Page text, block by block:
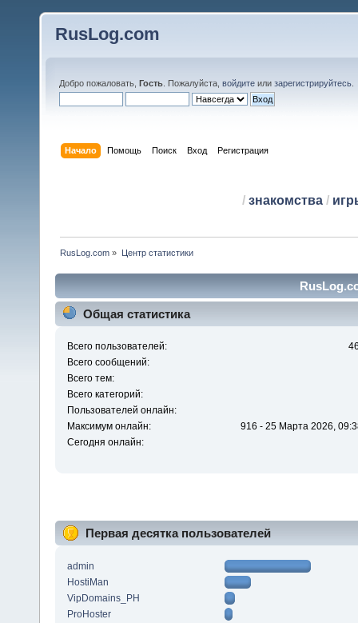
RusLog.com
Добро пожаловать, Гость . Пожалуйста, войдите или зарегистрируйтесь
Начало Помощь Поиск Вход Регистрация
/ знакомства/
RusLog.com » Центр статистики
Общая статистика
Всего пользователей:
Всего сообщений:
Всего тем:
Всего категорий:
Пользователей онлайн:
Максимум онлайн:
916 - 25 Марта 2026,
Сегодня онлайн:
Первая десятка пользователей
admin
HostiMan
VipDomains_PH
ProHoster